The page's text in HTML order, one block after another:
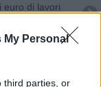
My Personal
third parties, or
euro di lavori
il direttore